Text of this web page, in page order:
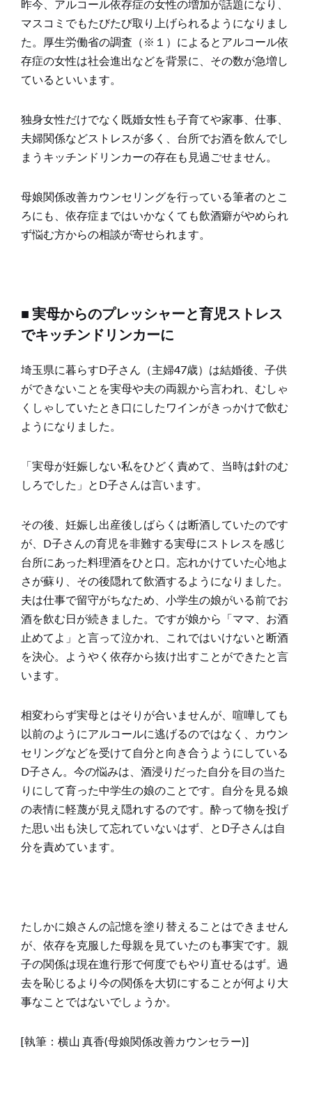
昨今、アルコール依存症の女性の増加が話題になり、
マスコミでもたびたび取り上げられるようになりまし
た。厚生労働省の調査（※１）によるとアルコール依
存症の女性は社会進出などを背景に、その数が急増し
ているといいます。
独身女性だけでなく既婚女性も子育てや家事、仕事、
夫婦関係などストレスが多く、台所でお酒を飲んでし
まうキッチンドリンカーの存在も見過ごせません。
母娘関係改善カウンセリングを行っている筆者のとこ
ろにも、依存症まではいかなくても飲酒癖がやめられ
ず悩む方からの相談が寄せられます。
■ 実母からのプレッシャーと育児ストレス
でキッチンドリンカーに
埼玉県に暮らすD子さん（主婦47歳）は結婚後、子供
ができないことを実母や夫の両親から言われ、むしゃ
くしゃしていたとき口にしたワインがきっかけで飲む
ようになりました。
「実母が妊娠しない私をひどく責めて、当時は針のむ
しろでした」とD子さんは言います。
その後、妊娠し出産後しばらくは断酒していたのです
が、D子さんの育児を非難する実母にストレスを感じ
台所にあった料理酒をひと口。忘れかけていた心地よ
さが蘇り、その後隠れて飲酒するようになりました。
夫は仕事で留守がちなため、小学生の娘がいる前でお
酒を飲む日が続きました。ですが娘から「ママ、お酒
止めてよ」と言って泣かれ、これではいけないと断酒
を決心。ようやく依存から抜け出すことができたと言
います。
相変わらず実母とはそりが合いませんが、喧嘩しても
以前のようにアルコールに逃げるのではなく、カウン
セリングなどを受けて自分と向き合うようにしている
D子さん。今の悩みは、酒浸りだった自分を目の当た
りにして育った中学生の娘のことです。自分を見る娘
の表情に軽蔑が見え隠れするのです。酔って物を投げ
た思い出も決して忘れていないはず、とD子さんは自
分を責めています。
たしかに娘さんの記憶を塗り替えることはできません
が、依存を克服した母親を見ていたのも事実です。親
子の関係は現在進行形で何度でもやり直せるはず。過
去を恥じるより今の関係を大切にすることが何より大
事なことではないでしょうか。
[執筆：横山 真香(母娘関係改善カウンセラー)]